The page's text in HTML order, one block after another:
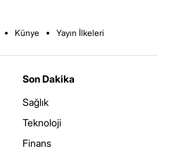
Künye Yayın İlkeleri
Son Dakika
Sağlık
Teknoloji
Finans